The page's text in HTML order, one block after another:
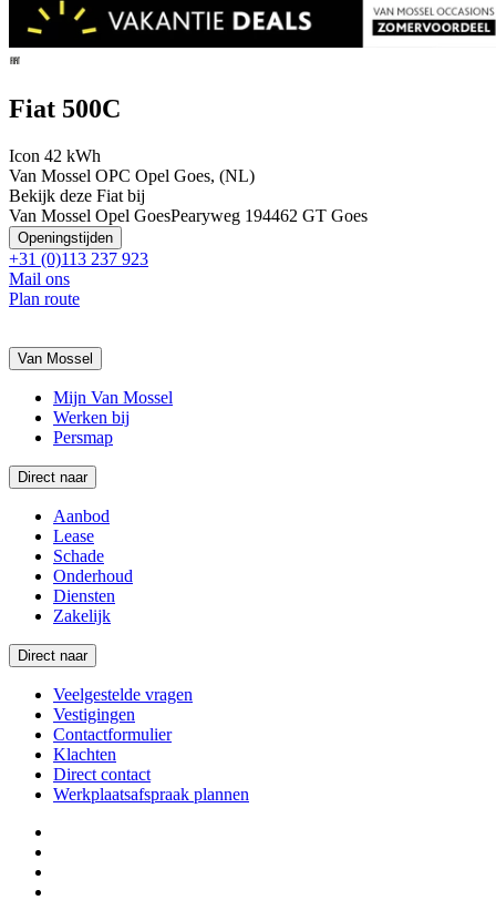
Fiat 500C
Icon 42 kWh
Van Mossel OPC Opel Goes, (NL)
Bekijk deze Fiat bij
Van Mossel Opel GoesPearyweg 194462 GT Goes
Openingstijden
+31 (0)113 237 923
Mail ons
Plan route
Van Mossel
Mijn Van Mossel
Werken bij
Persmap
Direct naar
Aanbod
Lease
Schade
Onderhoud
Diensten
Zakelijk
Direct naar
Veelgestelde vragen
Vestigingen
Contactformulier
Klachten
Direct contact
Werkplaatsafspraak plannen